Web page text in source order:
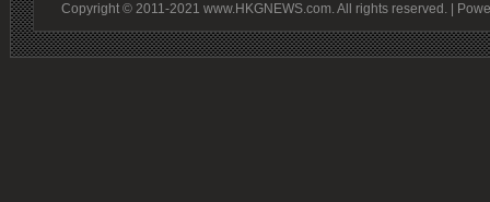
Copyright © 2011-2021 www.HKGNEWS.com. All rights reserved. |